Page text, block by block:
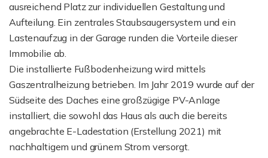
ausreichend Platz zur individuellen Gestaltung und
Aufteilung. Ein zentrales Staubsaugersystem und ein
Lastenaufzug in der Garage runden die Vorteile dieser
Immobilie ab.
Die installierte Fußbodenheizung wird mittels
Gaszentralheizung betrieben. Im Jahr 2019 wurde auf der
Südseite des Daches eine großzügige PV-Anlage
installiert, die sowohl das Haus als auch die bereits
angebrachte E-Ladestation (Erstellung 2021) mit
nachhaltigem und grünem Strom versorgt.